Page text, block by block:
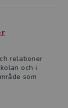
relationer
och i
som